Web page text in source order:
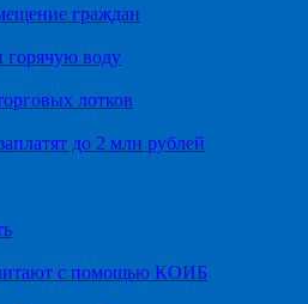
граждан
горячую воду
лотков
до 2 млн рублей
с помощью КОИБ